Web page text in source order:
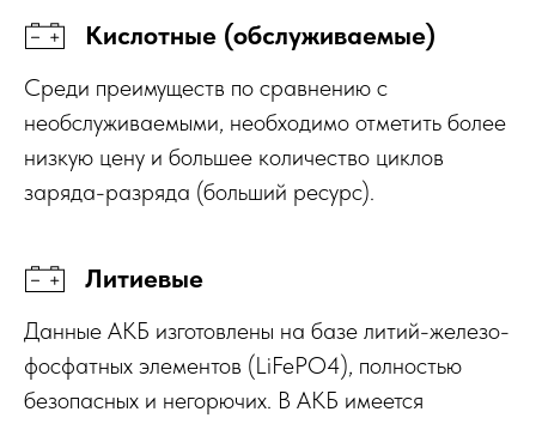
Кислотные (обслуживаемые)
Среди преимуществ по сравнению с
необслуживаемыми, необходимо отметить более
низкую цену и большее количество циклов
заряда-разряда (больший ресурс).
Литиевые
Данные АКБ изготовлены на базе литий-железо-
фосфатных элементов (LiFePO4), полностью
безопасных и негорючих. В АКБ имеется